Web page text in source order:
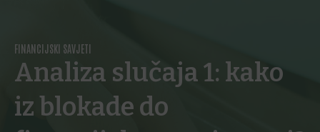
FINANCIJSKI SAVJETI
Analiza slučaja 1: kako
iz blokade do